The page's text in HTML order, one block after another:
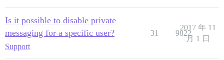
Is it possible to disable private
messaging for a specific user?
Support
31 9822
2017 年 11
月 1 日